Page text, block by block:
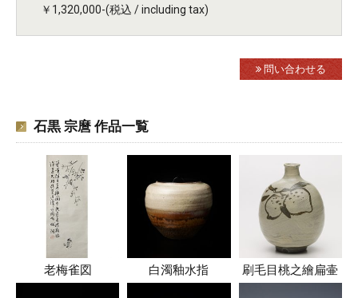
￥1,320,000-(税込 / including tax)
問い合わせる
石黒 宗麿 作品一覧
老梅雀図 白濁釉水指 刷毛目桃之繪扁壷